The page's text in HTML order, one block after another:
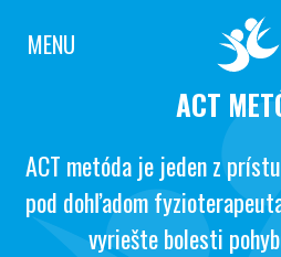
MENU
ACT
ACT metóda je jeden z
pod dohľadom
vyriešte bolesti